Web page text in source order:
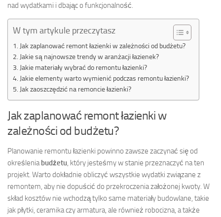
nad wydatkami i dbając o funkcjonalność.
W tym artykule przeczytasz
Jak zaplanować remont łazienki w zależności od budżetu?
Jakie są najnowsze trendy w aranżacji łazienek?
Jakie materiały wybrać do remontu łazienki?
Jakie elementy warto wymienić podczas remontu łazienki?
Jak zaoszczędzić na remoncie łazienki?
Jak zaplanować remont łazienki w
zależności od budżetu?
Planowanie remontu łazienki powinno zawsze zaczynać się od
określeniabudżetu, który jesteśmy w stanie przeznaczyć na ten
projekt. Warto dokładnie obliczyć wszystkie wydatki związane z
remontem, aby nie dopuścić do przekroczenia założonej kwoty. W
skład kosztów nie wchodzą tylko same materiały budowlane, takie
jak płytki, ceramika czy armatura, ale również robocizna, a także